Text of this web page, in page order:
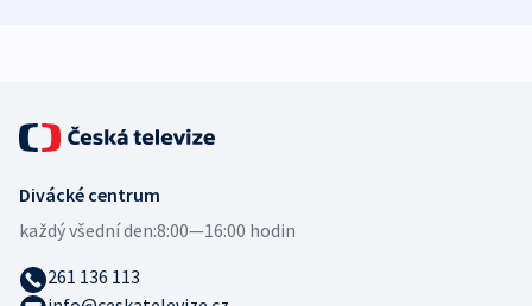
Divácké centrum
každý všední den:8:00—16:00 hodin
261 136 113